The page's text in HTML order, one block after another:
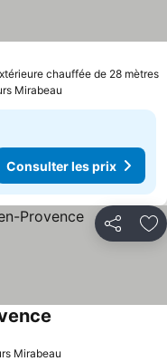
chauffée de 28 mètres
Mirabeau
Consulter les prix
Partager
Mirabeau